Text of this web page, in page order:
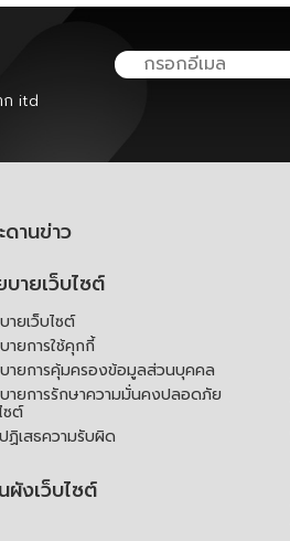
ก itd
ดานข่าว
บายเว็บไซต์
ายเว็บไซต์
ายการใช้คุกกี้
ายการคุ้มครองข้อมูลส่วนบุคคล
ายการรักษาความมั่นคงปลอดภัย
ซต์
ฏิเสธความรับผิด
ผังเว็บไซต์